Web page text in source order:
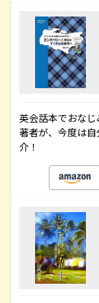
英会話本でおな
著者が、今度は
介！